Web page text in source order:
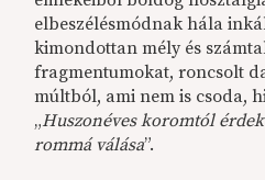
elbeszélésmódnak hála
kimondottan mély és
fragmentumokat, roncsolt
múltból, ami nem is csoda,
„Huszonéves koromtól
rommá válása”.